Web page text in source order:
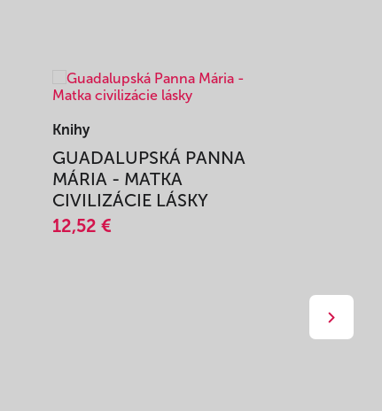
Knihy
GUADALUPSKÁ PANNA
MÁRIA - MATKA
CIVILIZÁCIE LÁSKY
12,52 €